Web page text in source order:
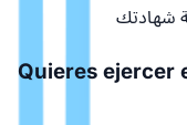
¿Quieres